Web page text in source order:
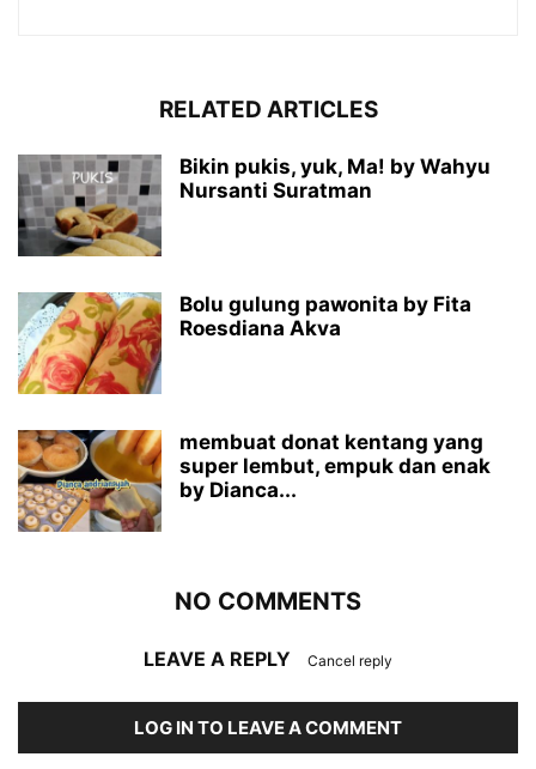
RELATED ARTICLES
Bikin pukis, yuk, Ma! by Wahyu
Nursanti Suratman
Bolu gulung pawonita by Fita
Roesdiana Akva
membuat donat kentang yang
super lembut, empuk dan enak
by Dianca...
NO COMMENTS
LEAVE A REPLY Cancel reply
LOG IN TO LEAVE A COMMENT